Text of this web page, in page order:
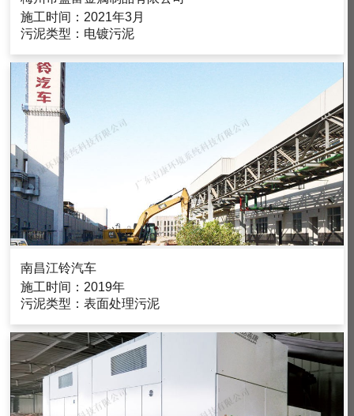
施工时间：2021年3月
污泥类型：电镀污泥
南昌江铃汽车
施工时间：2019年
污泥类型：表面处理污泥